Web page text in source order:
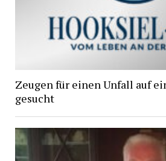
Zeugen für einen Unfall auf
gesucht